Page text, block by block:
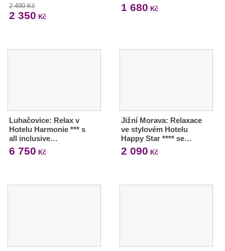
2 490 Kč
2 350 Kč
1 680 Kč
Luhačovice: Relax v
Hotelu Harmonie *** s
all inclusive…
6 750 Kč
Jižní Morava: Relaxace
ve stylovém Hotelu
Happy Star **** se…
2 090 Kč